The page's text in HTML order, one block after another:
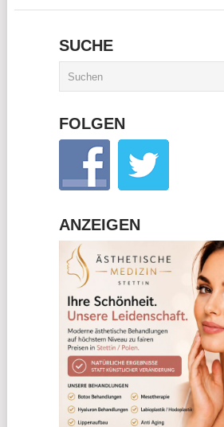
SUCHE
FOLGEN
ANZEIGEN